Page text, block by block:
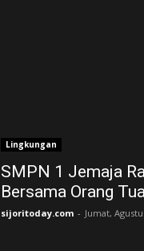
Lingkungan
SMPN 1 Jemaja
Bersama Orang
sijoritoday.com - Jumat,